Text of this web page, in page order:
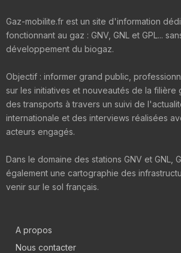
Gaz-mobilite.fr est un site d'information
fonctionnant au gaz : GNV, GNL et GPL...
développement du biogaz.
Objectif : informer grand public,
sur les initiatives et nouveautés de la filière
des transports à travers un suivi de
internationale et des interviews réalisées
acteurs engagés.
Dans le domaine des stations GNV et GNL,
également une cartographie des
venir sur le sol français.
A propos
Nous contacter